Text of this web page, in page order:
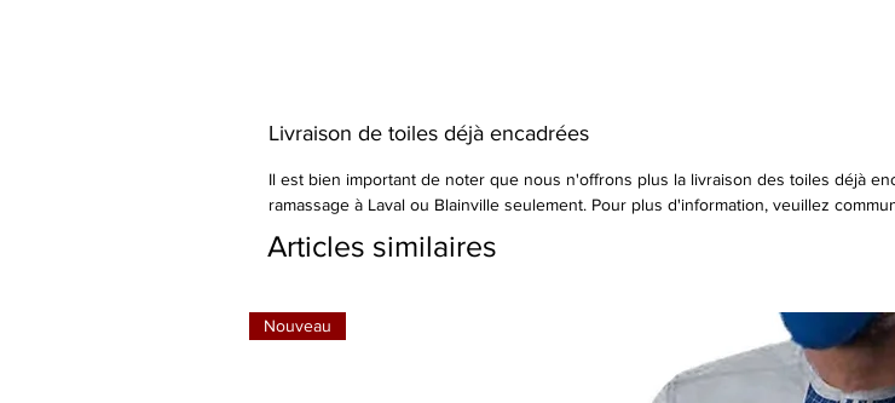
Livraison de toiles déjà encadrées
Il est bien important de noter que nous n'offrons plus la livraison des toiles déjà
ramassage à Laval ou Blainville seulement. Pour plus d'information, veuillez
Articles similaires
Nouveau